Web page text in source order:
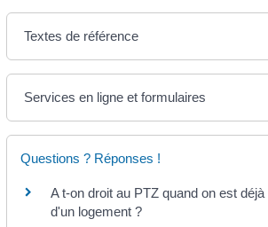
Textes de référence
Services en ligne et formulaires
Questions ? Réponses !
A t-on droit au PTZ quand on est
d'un logement ?